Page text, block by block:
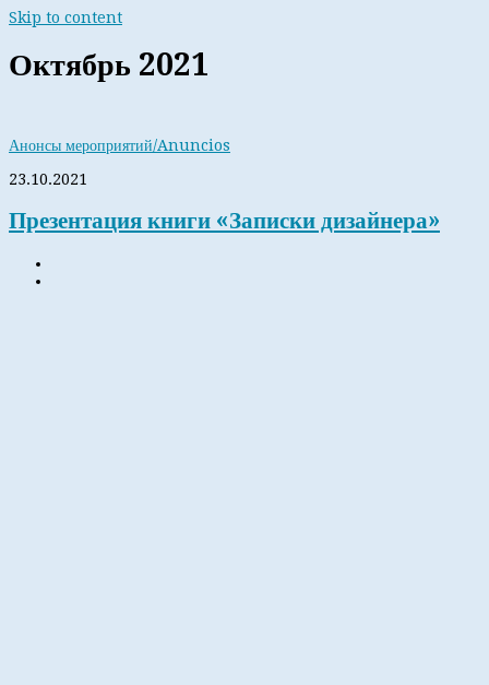
Skip to content
Октябрь 2021
Анонсы мероприятий/Anuncios
23.10.2021
Презентация книги «Записки дизайнера»